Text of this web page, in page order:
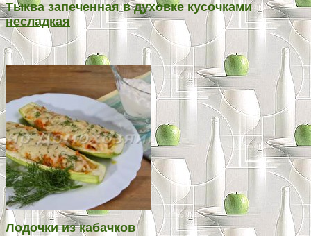
Тыква запеченная в духовке кусочками
несладкая
Лодочки из кабачков